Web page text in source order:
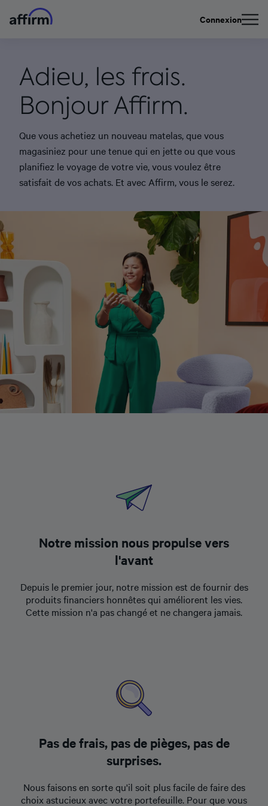
Connexion
Adieu, les frais.
Bonjour Affirm.
Que vous achetiez un nouveau matelas, que vous
magasiniez pour une tenue qui en jette ou que vous
planifiez le voyage de votre vie, vous voulez être
satisfait de vos achats. Et avec Affirm, vous le serez.
Notre mission nous propulse vers
l'avant
Depuis le premier jour, notre mission est de fournir des
produits financiers honnêtes qui améliorent les vies.
Cette mission n'a pas changé et ne changera jamais.
Pas de frais, pas de pièges, pas de
surprises.
Nous faisons en sorte qu'il soit plus facile de faire des
choix astucieux avec votre portefeuille. Pour que vous